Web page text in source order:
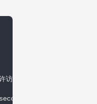
问；web服务器仅允许响应